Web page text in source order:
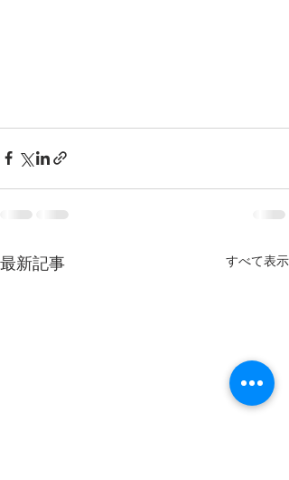
最新記事 すべて表示